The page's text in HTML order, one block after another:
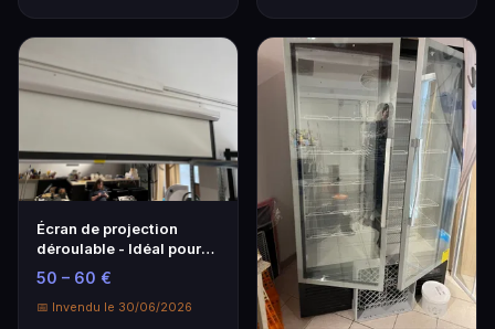
Écran de projection
déroulable - Idéal pour
présentations
50 – 60 €
📅 Invendu le 30/06/2026